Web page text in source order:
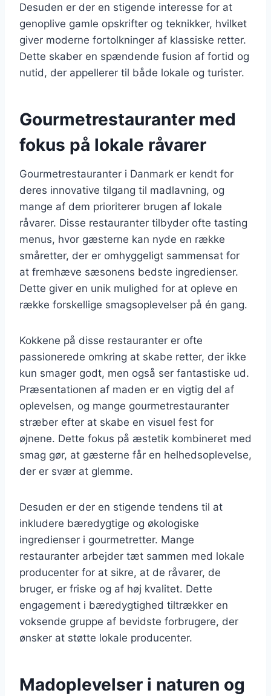
Desuden er der en stigende interesse for at
genoplive gamle opskrifter og teknikker, hvilket
giver moderne fortolkninger af klassiske retter.
Dette skaber en spændende fusion af fortid og
nutid, der appellerer til både lokale og turister.
Gourmetrestauranter med
fokus på lokale råvarer
Gourmetrestauranter i Danmark er kendt for
deres innovative tilgang til madlavning, og
mange af dem prioriterer brugen af lokale
råvarer. Disse restauranter tilbyder ofte tasting
menus, hvor gæsterne kan nyde en række
småretter, der er omhyggeligt sammensat for
at fremhæve sæsonens bedste ingredienser.
Dette giver en unik mulighed for at opleve en
række forskellige smagsoplevelser på én gang.
Kokkene på disse restauranter er ofte
passionerede omkring at skabe retter, der ikke
kun smager godt, men også ser fantastiske ud.
Præsentationen af maden er en vigtig del af
oplevelsen, og mange gourmetrestauranter
stræber efter at skabe en visuel fest for
øjnene. Dette fokus på æstetik kombineret med
smag gør, at gæsterne får en helhedsoplevelse,
der er svær at glemme.
Desuden er der en stigende tendens til at
inkludere bæredygtige og økologiske
ingredienser i gourmetretter. Mange
restauranter arbejder tæt sammen med lokale
producenter for at sikre, at de råvarer, de
bruger, er friske og af høj kvalitet. Dette
engagement i bæredygtighed tiltrækker en
voksende gruppe af bevidste forbrugere, der
ønsker at støtte lokale producenter.
Madoplevelser i naturen og